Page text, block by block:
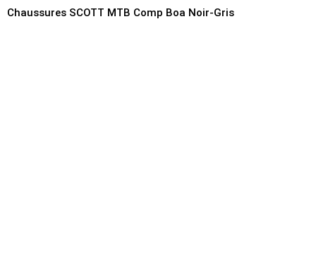
Chaussures SCOTT MTB Comp Boa Noir-Gris